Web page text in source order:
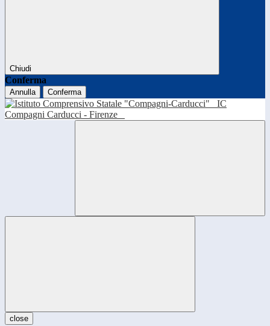
Chiudi
Conferma
Annulla Conferma
IC
Compagni Carducci - Firenze
close